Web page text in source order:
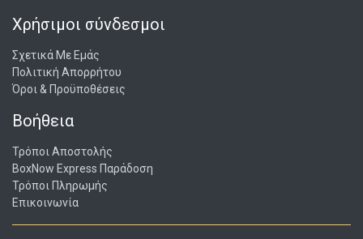
Χρήσιμοι σύνδεσμοι
Σχετικά Με Εμάς
Πολιτική Απορρήτου
Όροι & Προϋποθέσεις
Βοήθεια
Τρόποι Αποστολής
BoxNow Express Παράδοση
Τρόποι Πληρωμής
Επικοινωνία